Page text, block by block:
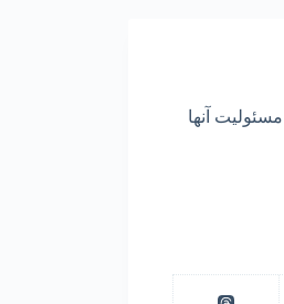
آنها